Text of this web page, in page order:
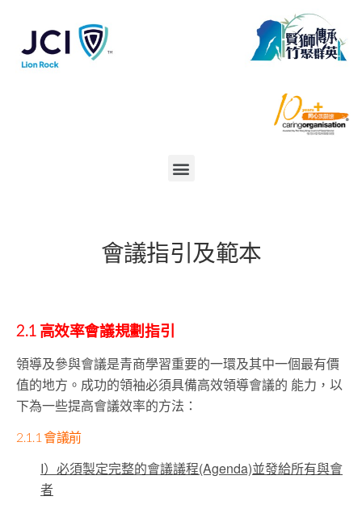
會議指引及範本
2.1 高效率會議規劃指引
領導及參與會議是青商學習重要的一環及其中一個最有價
值的地方。成功的領袖必須具備高效領導會議的 能力，以
下為一些提高會議效率的方法：
2.1.1 會議前
I）必須製定完整的會議議程(Agenda)並發給所有與會
者